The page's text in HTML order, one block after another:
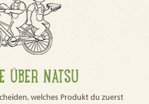
ÜBER NATSU
welches Produkt du zuerst